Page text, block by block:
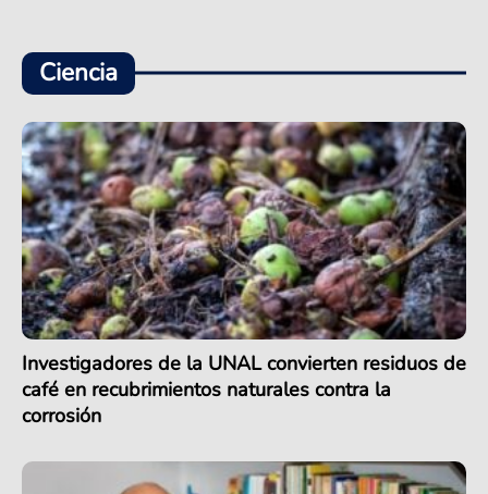
Ciencia
Investigadores de la UNAL convierten residuos de
café en recubrimientos naturales contra la
corrosión